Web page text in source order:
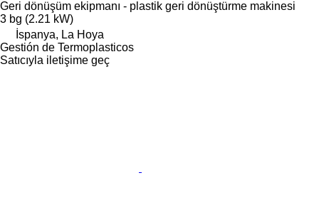
Geri dönüşüm ekipmanı - plastik geri dönüştürme makinesi
3 bg (2.21 kW)
İspanya, La Hoya
Gestión de Termoplasticos
Satıcıyla iletişime geç